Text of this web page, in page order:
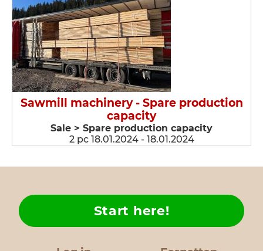
Sawmill machinery - Spare production
capacity
Sale > Spare production capacity
2 pc 18.01.2024 - 18.01.2024
Start here!